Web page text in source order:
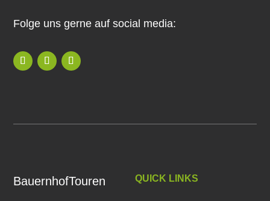
Folge uns gerne auf social media:
BauernhofTouren QUICK LINKS